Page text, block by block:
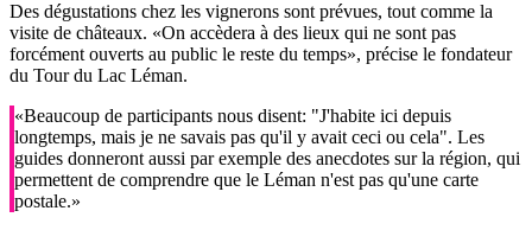
Des dégustations chez les vignerons sont prévues, tout comme la
visite de châteaux. «On accèdera à des lieux qui ne sont pas
forcément ouverts au public le reste du temps», précise le fondateur
du Tour du Lac Léman.
«Beaucoup de participants nous disent: "J'habite ici depuis
longtemps, mais je ne savais pas qu'il y avait ceci ou cela". Les
guides donneront aussi par exemple des anecdotes sur la région, qui
permettent de comprendre que le Léman n'est pas qu'une carte
postale.»